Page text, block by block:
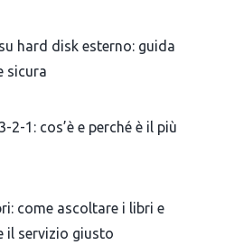
hard disk esterno: guida
sicura
2-1: cos’è e perché è il più
come ascoltare i libri e
il servizio giusto